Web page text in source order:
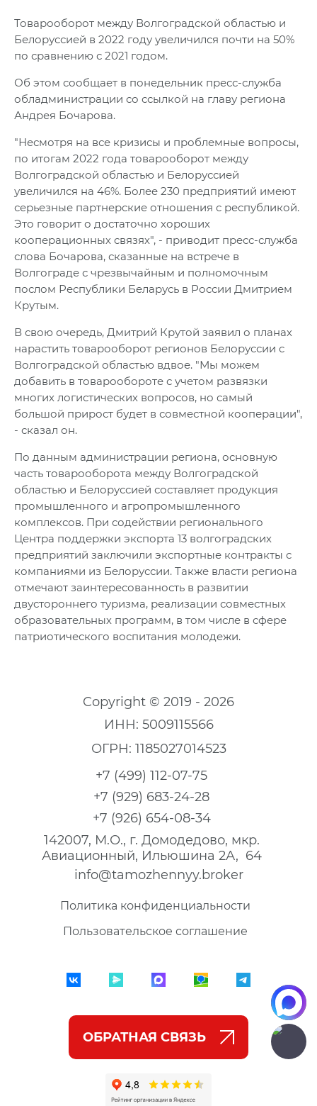
Товарооборот между Волгоградской областью и
Белоруссией в 2022 году увеличился почти на 50%
по сравнению с 2021 годом.
Об этом сообщает в понедельник пресс-служба
обладминистрации со ссылкой на главу региона
Андрея Бочарова.
"Несмотря на все кризисы и проблемные вопросы,
по итогам 2022 года товарооборот между
Волгоградской областью и Белоруссией
увеличился на 46%. Более 230 предприятий имеют
серьезные партнерские отношения с республикой.
Это говорит о достаточно хороших
кооперационных связях", - приводит пресс-служба
слова Бочарова, сказанные на встрече в
Волгограде с чрезвычайным и полномочным
послом Республики Беларусь в России Дмитрием
Крутым.
В свою очередь, Дмитрий Крутой заявил о планах
нарастить товарооборот регионов Белоруссии с
Волгоградской областью вдвое. "Мы можем
добавить в товарообороте с учетом развязки
многих логистических вопросов, но самый
большой прирост будет в совместной кооперации",
- сказал он.
По данным администрации региона, основную
часть товарооборота между Волгоградской
областью и Белоруссией составляет продукция
промышленного и агропромышленного
комплексов. При содействии регионального
Центра поддержки экспорта 13 волгоградских
предприятий заключили экспортные контракты с
компаниями из Белоруссии. Также власти региона
отмечают заинтересованность в развитии
двустороннего туризма, реализации совместных
образовательных программ, в том числе в сфере
патриотического воспитания молодежи.
Copyright © 2019 - 2026
ИНН: 5009115566
ОГРН: 1185027014523
+7 (499) 112-07-75
+7 (929) 683-24-28
+7 (926) 654-08-34
142007, М.О., г. Домодедово, мкр.
Авиационный, Ильюшина 2А, 64
info@tamozhennyy.broker
Политика конфиденциальности
Пользовательское соглашение
ОБРАТНАЯ СВЯЗЬ